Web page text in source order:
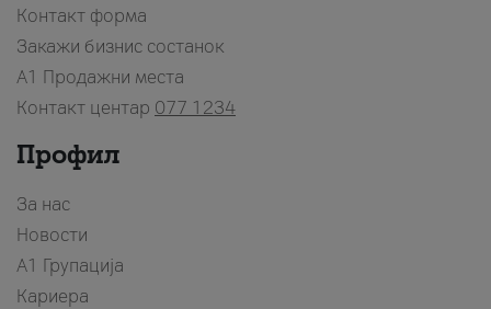
Контакт форма
Закажи бизнис состанок
A1 Продажни места
Контакт центар 077 1234
Профил
За нас
Новости
А1 Групација
Кариера